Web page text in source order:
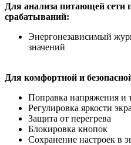
Для анализа питающей сети
срабатываний:
Энергонезависимый
значений
Для комфортной и
Поправка напряжения и
Регулировка яркости
Защита от перегрева
Блокировка кнопок
Сохранение настроек в